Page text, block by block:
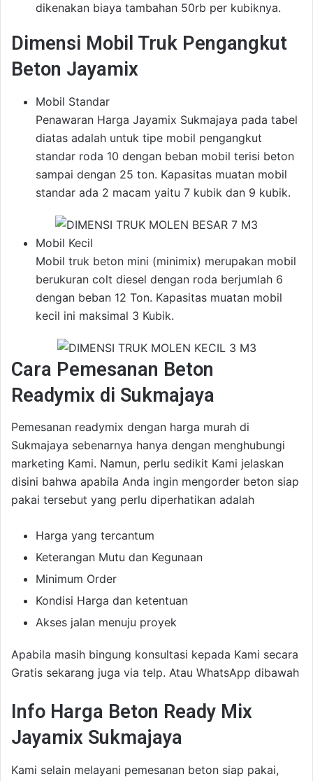
dikenakan biaya tambahan 50rb per kubiknya.
Dimensi Mobil Truk Pengangkut
Beton Jayamix
Mobil Standar
Penawaran Harga Jayamix Sukmajaya pada tabel
diatas adalah untuk tipe mobil pengangkut
standar roda 10 dengan beban mobil terisi beton
sampai dengan 25 ton. Kapasitas muatan mobil
standar ada 2 macam yaitu 7 kubik dan 9 kubik.
Mobil Kecil
Mobil truk beton mini (minimix) merupakan mobil
berukuran colt diesel dengan roda berjumlah 6
dengan beban 12 Ton. Kapasitas muatan mobil
kecil ini maksimal 3 Kubik.
Cara Pemesanan Beton
Readymix di Sukmajaya
Pemesanan readymix dengan harga murah di
Sukmajaya sebenarnya hanya dengan menghubungi
marketing Kami. Namun, perlu sedikit Kami jelaskan
disini bahwa apabila Anda ingin mengorder beton siap
pakai tersebut yang perlu diperhatikan adalah
Harga yang tercantum
Keterangan Mutu dan Kegunaan
Minimum Order
Kondisi Harga dan ketentuan
Akses jalan menuju proyek
Apabila masih bingung konsultasi kepada Kami secara
Gratis sekarang juga via telp. Atau WhatsApp dibawah
Info Harga Beton Ready Mix
Jayamix Sukmajaya
Kami selain melayani pemesanan beton siap pakai,